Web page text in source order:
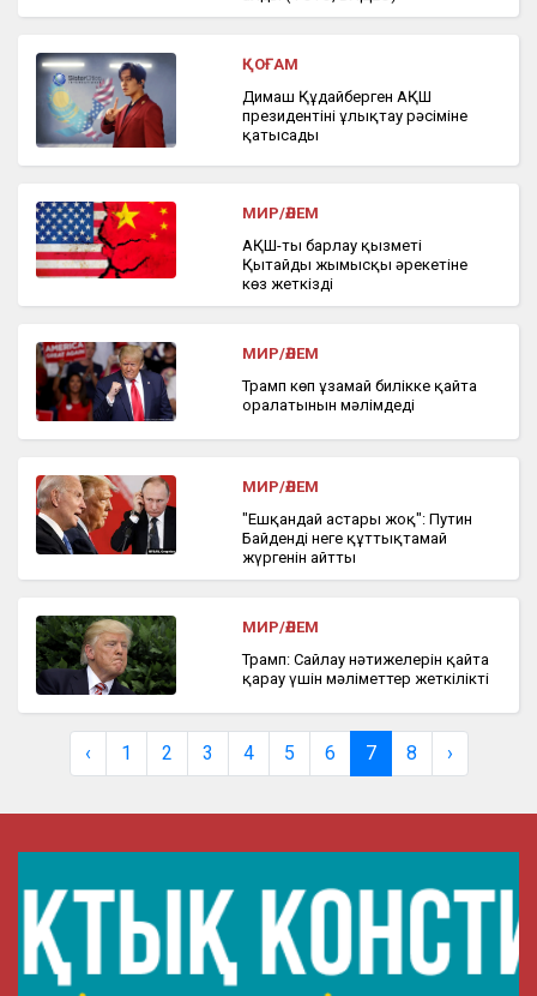
ҚОҒАМ
Димаш Құдайберген АҚШ
президентінің ұлықтау рәсіміне
қатысады
МИР/ӘЛЕМ
АҚШ-тың барлау қызметі
Қытайдың жымысқы әрекетіне
көз жеткізді
МИР/ӘЛЕМ
Трамп көп ұзамай билікке қайта
оралатынын мәлімдеді
МИР/ӘЛЕМ
"Ешқандай астары жоқ": Путин
Байденді неге құттықтамай
жүргенін айтты
МИР/ӘЛЕМ
Трамп: Сайлау нәтижелерін қайта
қарау үшін мәліметтер жеткілікті
‹ 1 2 3 4 5 6 7 8 ›